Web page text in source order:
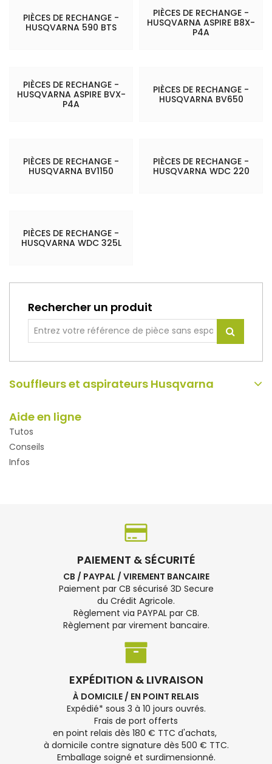
PIÈCES DE RECHANGE -
HUSQVARNA 590 BTS
PIÈCES DE RECHANGE -
HUSQVARNA ASPIRE B8X-
P4A
PIÈCES DE RECHANGE -
HUSQVARNA ASPIRE BVX-
P4A
PIÈCES DE RECHANGE -
HUSQVARNA BV650
PIÈCES DE RECHANGE -
HUSQVARNA BV1150
PIÈCES DE RECHANGE -
HUSQVARNA WDC 220
PIÈCES DE RECHANGE -
HUSQVARNA WDC 325L
Rechercher un produit
Souffleurs et aspirateurs Husqvarna
Aide en ligne
Tutos
Conseils
Infos
PAIEMENT & SÉCURITÉ
CB / PAYPAL / VIREMENT BANCAIRE
Paiement par CB sécurisé 3D Secure
du Crédit Agricole.
Règlement via PAYPAL par CB.
Règlement par virement bancaire.
EXPÉDITION & LIVRAISON
À DOMICILE / EN POINT RELAIS
Expédié* sous 3 à 10 jours ouvrés.
Frais de port offerts
en point relais dès 180 € TTC d'achats,
à domicile contre signature dès 500 € TTC.
Emballage soigné et surdimensionné.